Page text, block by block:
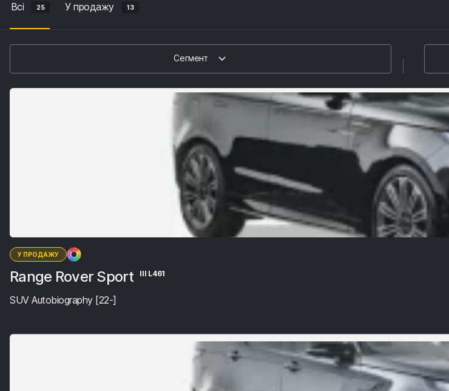
Всі 25 У продажу 13
Сегмент
У ПРОДАЖУ
Range Rover Sport III L461
SUV Autobiography [22-]